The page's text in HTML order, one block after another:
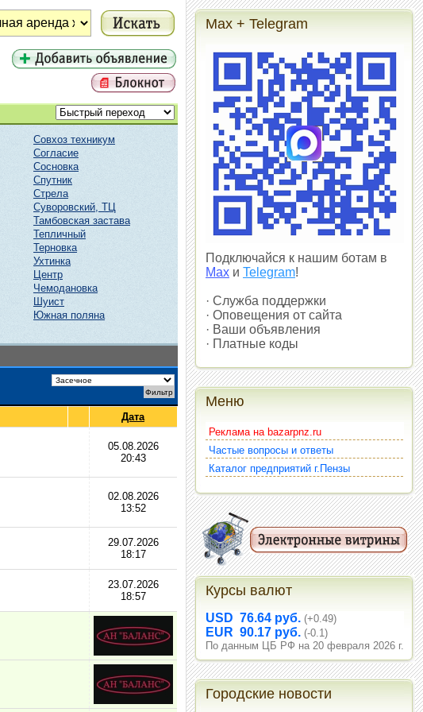
Совхоз техникум
Согласие
Сосновка
Спутник
Стрела
Суворовский, ТЦ
Тамбовская застава
Тепличный
Терновка
Ухтинка
Центр
Чемодановка
Шуист
Южная поляна
Дата
05.08.2026
20:43
02.08.2026
13:52
29.07.2026
18:17
23.07.2026
18:57
Max + Telegram
Подключайся к нашим ботам в
Max и Telegram!
· Служба поддержки
· Оповещения от сайта
· Ваши объявления
· Платные коды
Меню
Реклама на bazarpnz.ru
Частые вопросы и ответы
Каталог предприятий г.Пензы
Курсы валют
USD 76.64 руб. (+0.49)
EUR 90.17 руб. (-0.1)
По данным ЦБ РФ на 20 февраля 2026 г.
Городские новости